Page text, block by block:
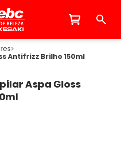
Antifrizz Brilho 150ml
Aspa Gloss